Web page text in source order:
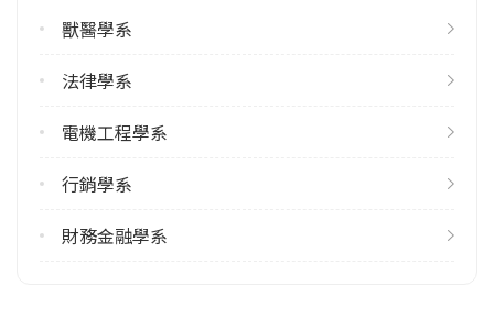
2
雙主修人數
113學年度下學期
獸醫學系
法律學系
電機工程學系
行銷學系
財務金融學系